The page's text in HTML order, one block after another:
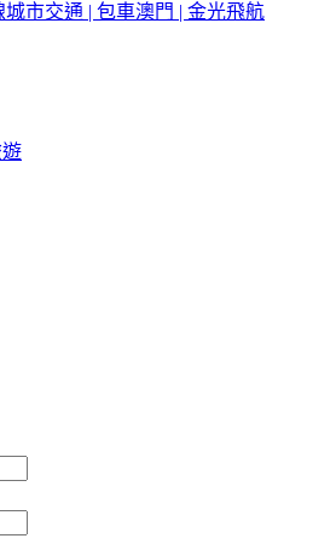
城市交通 | 包車澳門 | 金光飛航